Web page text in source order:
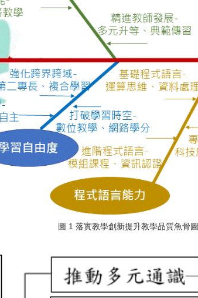
圖 1 落實教學創新提升教學品質魚骨圖